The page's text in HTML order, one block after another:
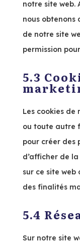
notre site web.
nous obtenons
de notre site
permission
5.3
Les cookies
ou toute autre
pour créer des
d’afficher de
sur ce site web
des finalités
5.4
Sur notre site